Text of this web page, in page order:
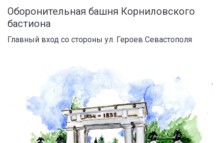
Оборонительная башня Корниловского
бастиона
Главный вход со стороны ул. Героев Севастополя